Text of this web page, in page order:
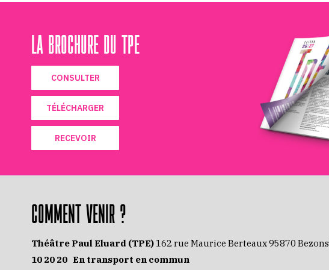
LA BROCHURE DU TPE
CONSULTER
TÉLÉCHARGER
RECEVOIR
COMMENT VENIR ?
Théâtre Paul Eluard (TPE) 162 rue Maurice Berteaux 95870 Bezons
10 20 20 En transport en commun